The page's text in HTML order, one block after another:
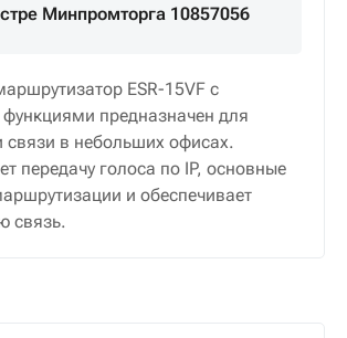
Минпромторга 10857056
ESR-15VF с
предназначен для
связи в небольших офисах.
передачу голоса по IP, основные
и обеспечивает
связь.